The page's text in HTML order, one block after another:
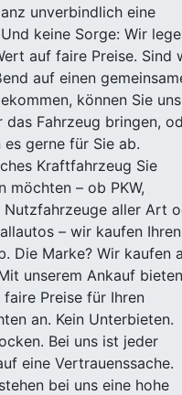
unverbindlich eine
keine Sorge: Wir
auf faire Preise. Sind
auf einen
können Sie uns
das Fahrzeug bringen,
gerne für Sie ab.
Kraftfahrzeug Sie
möchten – ob PKW,
Nutzfahrzeuge aller Art
– wir kaufen Ihren
Die Marke? Wir kaufen
unserem Ankauf bieten
faire Preise für Ihren
an. Kein Unterbieten.
Bei uns ist jeder
eine Vertrauenssache.
bei uns eine hohe